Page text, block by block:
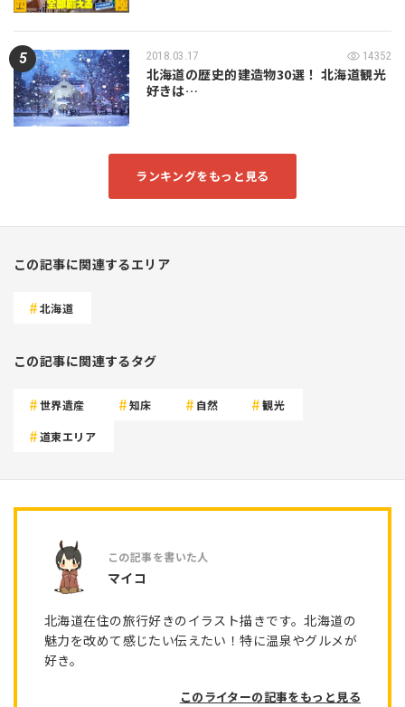
2018.03.17 14352
北海道の歴史的建造物30選！ 北海道観光
好きは…
ランキングをもっと見る
この記事に関連するエリア
北海道
この記事に関連するタグ
世界遺産 知床 自然 観光
道東エリア
マイコ
北海道在住の旅行好きのイラスト描きです。北海道の
魅力を改めて感じたい伝えたい！特に温泉やグルメが
好き。
このライターの記事をもっと見る